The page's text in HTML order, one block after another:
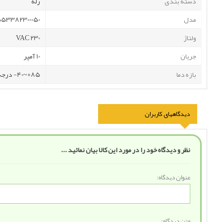
مدل
ولتاژ
230 VAC
جریان
10 آمپر
بازه دما
85+~40- درجه سانتی گراد
دیدگاههای کاربران
نظر و دیدگاه خود را در مورد این کالا بیان نمائید ...
عنوان دیدگاه: